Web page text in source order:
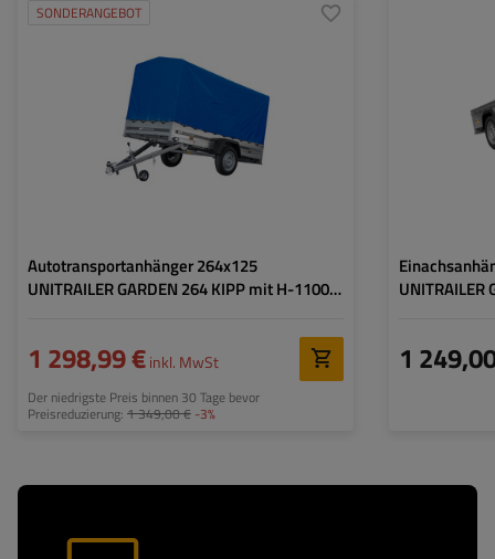
SONDERANGEBOT
Autotransportanhänger 264x125
UNITRAILER GARDEN 264 KIPP mit H-1100
1 298,99 €inkl. MwSt
Der niedrigste Preis binnen 30 Tage bevor
Preisreduzierung: 1 349,00 € -3%
750 kg
Breite des Laderaums:
Länge des Laderaums:
2641 mm
Garden Trailer 264 KIPP
UNITRAILER
1
Länge des
Breite des